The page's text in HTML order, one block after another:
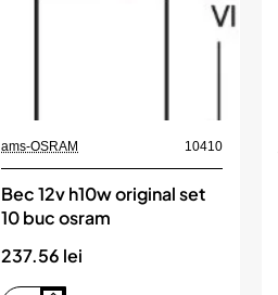
ams-OSRAM 10410
Bec 12v h10w original set
10 buc osram
237.56 lei